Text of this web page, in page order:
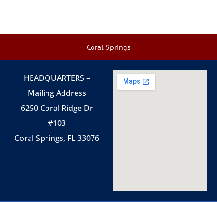
Coral Springs
HEADQUARTERS –
Mailing Address
6250 Coral Ridge Dr
#103
Coral Springs, FL 33076